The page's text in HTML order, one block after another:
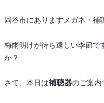
岡谷市にありますメガネ・補
梅雨明けが待ち遠しい季節で
か？
さて、本日は補聴器のご案内